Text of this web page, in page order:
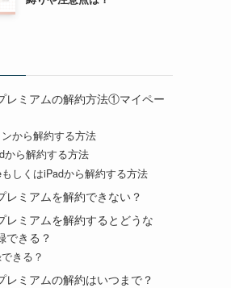
レミアムの解約方法①マイペー
から解約する方法
から解約する方法
しくはiPadから解約する方法
レミアムを解約できない？
レミアムを解約するとどうな
できる？
きる？
レミアムの解約はいつまで？